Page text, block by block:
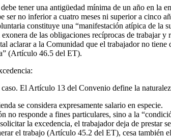
tener una antigüedad mínima de un año en la
ser no inferior a cuatro meses ni superior a cinco
constituye una “manifestación atípica de la
de las obligaciones recíprocas de trabajar y
aclarar a la Comunidad que el trabajador no
(Artículo 46.5 del ET).
caso. El Artículo 13 del Convenio define la
se considera expresamente salario en especie.
no responde a fines particulares, sino a la
la excedencia, el trabajador deja de
el trabajo (Artículo 45.2 del ET), cesa también